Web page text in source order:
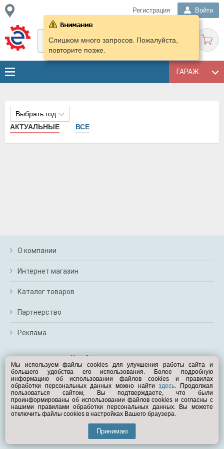
Регистрация Войти
ГАРАЖ
Слишком много запросов. Пожалуйста,
повторите позже.
Выбрать год
АКТУАЛЬНЫЕ
ВСЕ
О компании
Интернет магазин
Каталог товаров
Партнерство
Реклама
Перейти на полную версию
Вам помочь?
© Exist.ru 1998—2026
Мы используем файлы cookies для улучшения работы сайта и
большего удобства его использования. Более подробную
информацию об использовании файлов cookies и правилах
обработки персональных данных можно найтиздесь. Продолжая
пользоваться сайтом, Вы подтверждаете, что были
проинформированы об использовании файлов cookies и согласны с
нашими правилами обработки персональных данных. Вы можете
отключить файлы cookies в настройках Вашего браузера.
Принимаю